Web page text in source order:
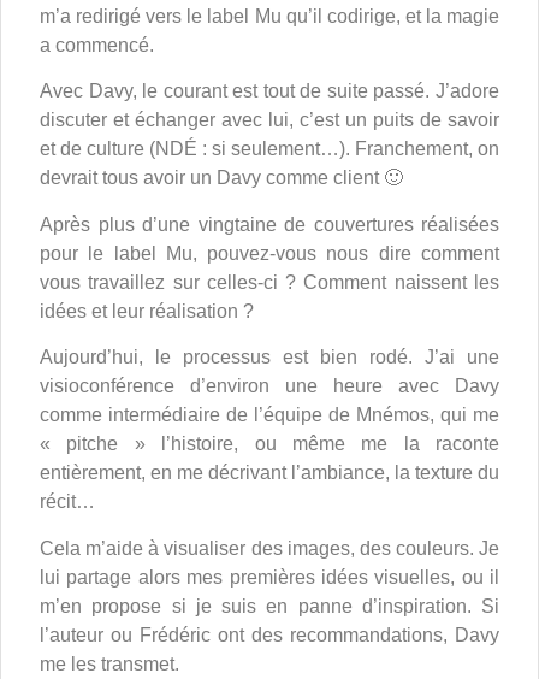
m’a redirigé vers le label Mu qu’il codirige, et la magie
a commencé.
Avec Davy, le courant est tout de suite passé. J’adore
discuter et échanger avec lui, c’est un puits de savoir
et de culture (NDÉ : si seulement…). Franchement, on
devrait tous avoir un Davy comme client 🙂
Après plus d’une vingtaine de couvertures réalisées
pour le label Mu, pouvez-vous nous dire comment
vous travaillez sur celles-ci ? Comment naissent les
idées et leur réalisation ?
Aujourd’hui, le processus est bien rodé. J’ai une
visioconférence d’environ une heure avec Davy
comme intermédiaire de l’équipe de Mnémos, qui me
« pitche » l’histoire, ou même me la raconte
entièrement, en me décrivant l’ambiance, la texture du
récit…
Cela m’aide à visualiser des images, des couleurs. Je
lui partage alors mes premières idées visuelles, ou il
m’en propose si je suis en panne d’inspiration. Si
l’auteur ou Frédéric ont des recommandations, Davy
me les transmet.